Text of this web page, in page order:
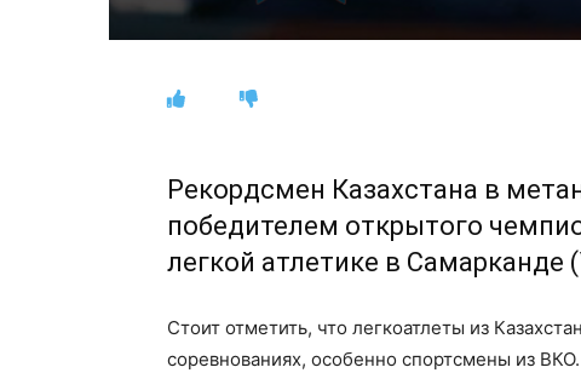
Рекордсмен Казахстана в
победителем открытого
легкой атлетике в Самарканде
Стоит отметить, что легкоатлеты из
соревнованиях, особенно спортсмены из